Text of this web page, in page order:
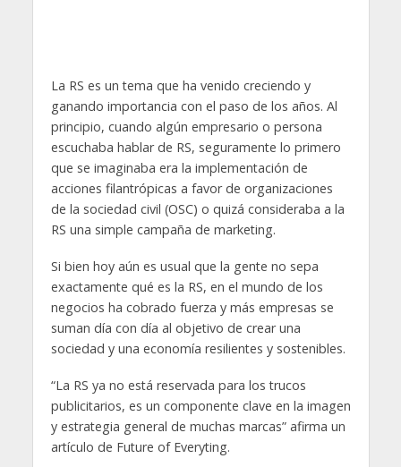
La RS es un tema que ha venido creciendo y
ganando importancia con el paso de los años. Al
principio, cuando algún empresario o persona
escuchaba hablar de RS, seguramente lo primero
que se imaginaba era la implementación de
acciones filantrópicas a favor de organizaciones
de la sociedad civil (OSC) o quizá consideraba a la
RS una simple campaña de marketing.
Si bien hoy aún es usual que la gente no sepa
exactamente qué es la RS, en el mundo de los
negocios ha cobrado fuerza y más empresas se
suman día con día al objetivo de crear una
sociedad y una economía resilientes y sostenibles.
“La RS ya no está reservada para los trucos
publicitarios, es un componente clave en la imagen
y estrategia general de muchas marcas” afirma un
artículo de Future of Everyting.